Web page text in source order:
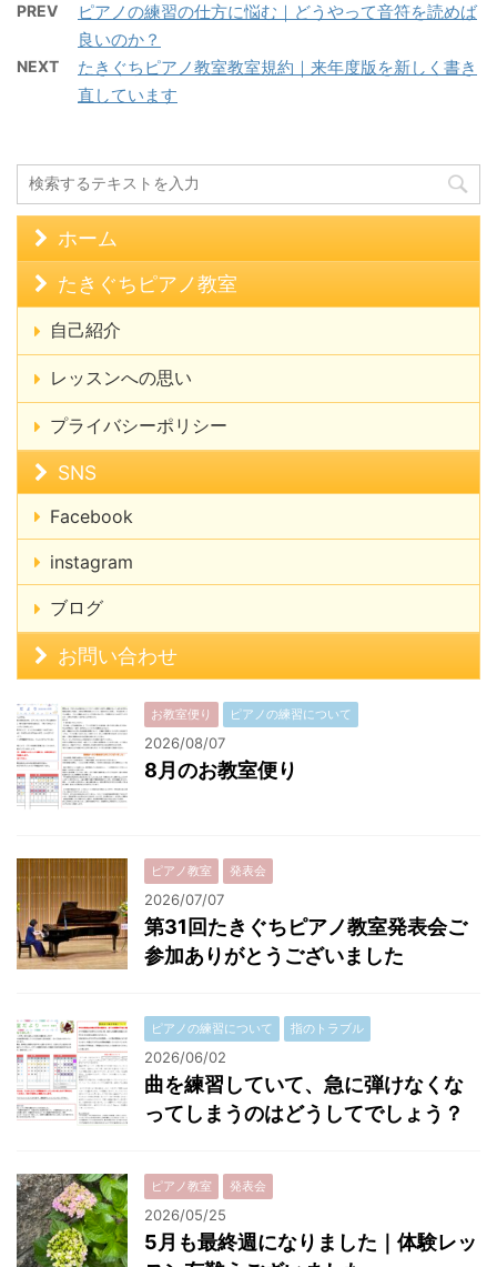
PREV
ピアノの練習の仕方に悩む｜どうやって音符を読めば
良いのか？
NEXT
たきぐちピアノ教室教室規約｜来年度版を新しく書き
直しています
ホーム
たきぐちピアノ教室
自己紹介
レッスンへの思い
プライバシーポリシー
SNS
Facebook
instagram
ブログ
お問い合わせ
お教室便り ピアノの練習について
2026/08/07
8月のお教室便り
ピアノ教室 発表会
2026/07/07
第31回たきぐちピアノ教室発表会ご
参加ありがとうございました
ピアノの練習について 指のトラブル
2026/06/02
曲を練習していて、急に弾けなくな
ってしまうのはどうしてでしょう？
ピアノ教室 発表会
2026/05/25
5月も最終週になりました｜体験レッ